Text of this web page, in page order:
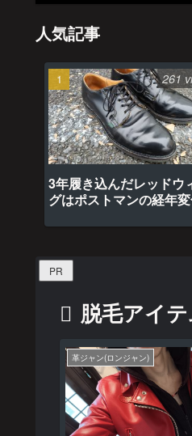
人気記事
3年履き込んだレッドウ
グはポストマンの経年
261
PR
脱毛アイ
革ジャン(ロンジャン)